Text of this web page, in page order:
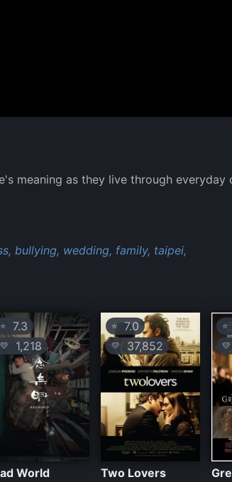
meaning as they live through everyday
bullying, wedding, family, taipei,
⭐ 7.3
💛 1,218
World
⭐7.0
💛 37,852
Two Lovers
⭐
💛